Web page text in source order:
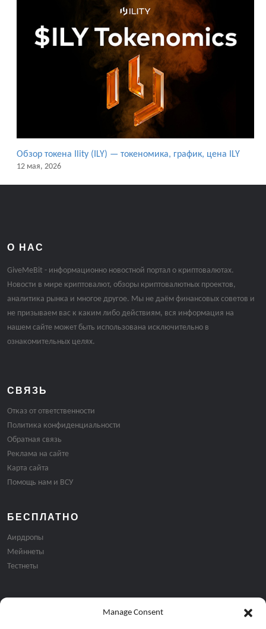
Manage Consent
Обзор токена Ility (ILY) — токеномика, график, цена ILY
12 мая, 2026
О НАС
GiveMeBit - информационно новостной портал о криптовалютах.
Новости в мире криптовалют, обзоры криптовалютных проектов,
аналитика рынка и многое другое. Мы не даём финансовых советов и
не призываем вас к каким либо действиям, вся информация на
нашем сайте может быть использована исключительно в
ознакомительных целях.
СВЯЗЬ
Отказ от ответственности
Политика конфиденциальности
Обратная связь
Реклама на сайте
Карта сайта
Помощь нам и ВСУ
БЕСПЛАТНО
Аирдропы
Мейннеты
Тестнеты